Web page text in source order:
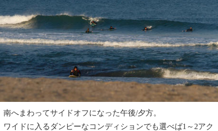
南へまわってサイドオフになった午後/夕方。
ワイドに入るダンピーなコンディションでも選べば1～2アク